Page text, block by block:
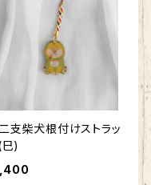
支柴犬根付けストラッ
)